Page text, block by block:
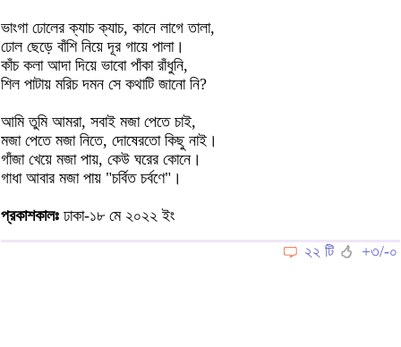
ভাংগা ঢোলের ক্যাচ ক্যাচ, কানে লাগে তালা,
ঢোল ছেড়ে বাঁশি নিয়ে দূর গায়ে পালা।
কাঁচ কলা আদা দিয়ে ভাবো পাঁকা রাঁধুনি,
শিল পাটায় মরিচ দমন সে কথাটি জানো নি?
আমি তুমি আমরা, সবাই মজা পেতে চাই,
মজা পেতে মজা নিতে, দোষেরতো কিছু নাই।
গাঁজা খেয়ে মজা পায়, কেউ ঘরের কোনে।
গাধা আবার মজা পায় "চর্বিত চর্বণে"।
প্রকাশকালঃ ঢাকা-১৮ মে ২০২২ ইং
২২ টি
+৩/-০